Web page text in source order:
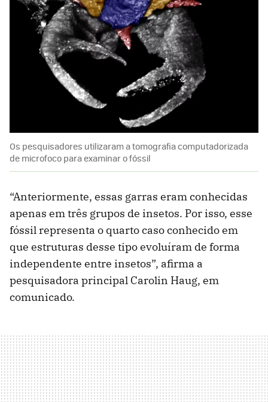
Os pesquisadores utilizaram a tomografia computadorizada
de microfoco para examinar o fóssil
“Anteriormente, essas garras eram conhecidas
apenas em três grupos de insetos. Por isso, esse
fóssil representa o quarto caso conhecido em
que estruturas desse tipo evoluíram de forma
independente entre insetos”, afirma a
pesquisadora principal Carolin Haug, em
comunicado.